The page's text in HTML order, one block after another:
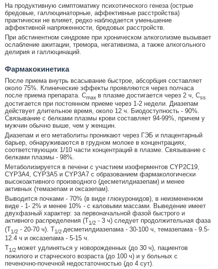
На продуктивную симптоматику психотического генеза (острые
бредовые, галлюцинаторные, аффективные расстройства)
практически не влияет, редко наблюдается уменьшение
аффективной напряженности, бредовых расстройств.
При абстинентном синдроме при хроническом алкоголизме вызывает
ослабление ажитации, тремора, негативизма, а также алкогольного
делирия и галлюцинаций.
Фармакокинетика
После приема внутрь всасывание быстрое, абсорбция составляет
около 75%. Клинические эффекты проявляются через полчаса
после приема препарата. Cmax в плазме достигается через 2 ч, Css
достигается при постоянном приеме через 1-2 недели. Диазепам
действует длительное время, около 12 ч. Биодоступность - 90%.
Связывание с белками плазмы крови составляет 94-99%, причем у
мужчин обычно выше, чем у женщин.
Диазепам и его метаболиты проникают через ГЭБ и плацентарный
барьер, обнаруживаются в грудном молоке в концентрациях,
соответствующих 1/10 части концентраций в плазме. Связывание с
белками плазмы - 98%.
Метаболизируется в печени с участием изоферментов CYP2C19,
CYP3A4, CYP3A5 и CYP3A7 с образованием фармакологически
высокоактивного производного (десметилдиазепам) и менее
активных (темазепам и оксазепам).
Выводится почками - 70% (в виде глюкуронидов), в неизмененном
виде - 1- 2% и менее 10% - с каловыми массами. Выведение имеет
двухфазный характер: за первоначальной фазой быстрого и
активного распределения (Т1/2 - 3 ч) следует продолжительная фаза
(Т1/2 - 20-70 ч). Т1/2 десметилдиазепама - 30-100 ч, темазепама - 9.5-
12.4 ч и оксазепама - 5-15 ч.
Т1/2 может удлиняться у новорожденных (до 30 ч), пациентов
пожилого и старческого возраста (до 100 ч) и у больных с
печеночно-почечной недостаточностью (до 4 сут).